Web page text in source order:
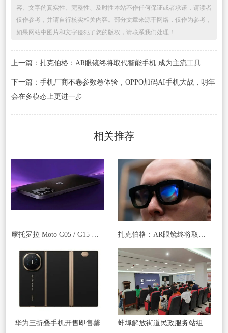
容、文字的真实性、完整性、及时性本站不作任何保证或者承诺，请读者
仅作参考，并请自行核实相关内容。部分文章来源于网络，仅作为参考，
如果网站中图片和文字侵犯了您的版权，请联系我们处理！
上一篇：扎克伯格：AR眼镜终将取代智能手机 成为主流工具
下一篇：手机厂商不卷参数卷体验，OPPO加码AI手机大战，明年
会在多模态上更进一步
相关推荐
华为三折叠手机开售即售罄